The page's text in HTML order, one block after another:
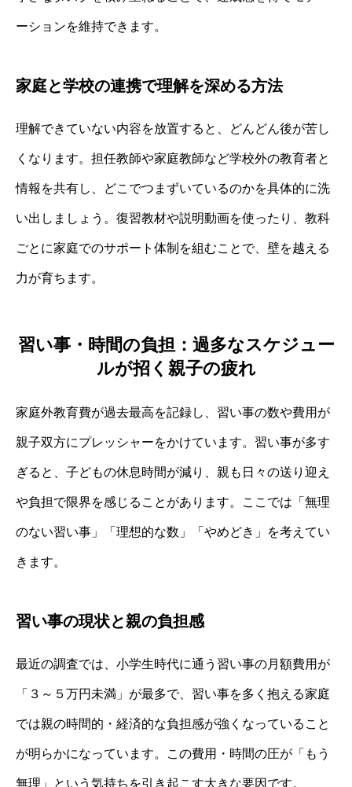
ーションを維持できます。
家庭と学校の連携で理解を深める方法
理解できていない内容を放置すると、どんどん後が苦し
くなります。担任教師や家庭教師など学校外の教育者と
情報を共有し、どこでつまずいているのかを具体的に洗
い出しましょう。復習教材や説明動画を使ったり、教科
ごとに家庭でのサポート体制を組むことで、壁を越える
力が育ちます。
習い事・時間の負担：過多なスケジュー
ルが招く親子の疲れ
家庭外教育費が過去最高を記録し、習い事の数や費用が
親子双方にプレッシャーをかけています。習い事が多す
ぎると、子どもの休息時間が減り、親も日々の送り迎え
や負担で限界を感じることがあります。ここでは「無理
のない習い事」「理想的な数」「やめどき」を考えてい
きます。
習い事の現状と親の負担感
最近の調査では、小学生時代に通う習い事の月額費用が
「３～５万円未満」が最多で、習い事を多く抱える家庭
では親の時間的・経済的な負担感が強くなっていること
が明らかになっています。この費用・時間の圧が「もう
無理」という気持ちを引き起こす大きな要因です。